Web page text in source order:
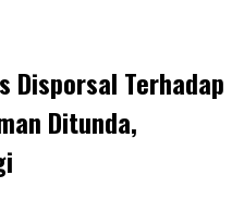
Disporsal Terhadap
Ditunda,